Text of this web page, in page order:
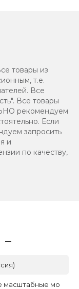
товары из
т.е.
Все
Все товары
рекомендуем
Если
запросить
и
по качеству,
масштабные мо